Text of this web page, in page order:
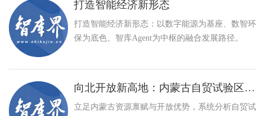
打造智能经济新形态
打造智能经济新形态：以数字能源为基座、数智环
保为底色、智库Agent为中枢的融合发展路径。
向北开放新高地：内蒙古自贸试验区建设与特色产业高质量发展路径
立足内蒙古资源禀赋与开放优势，系统分析自贸试